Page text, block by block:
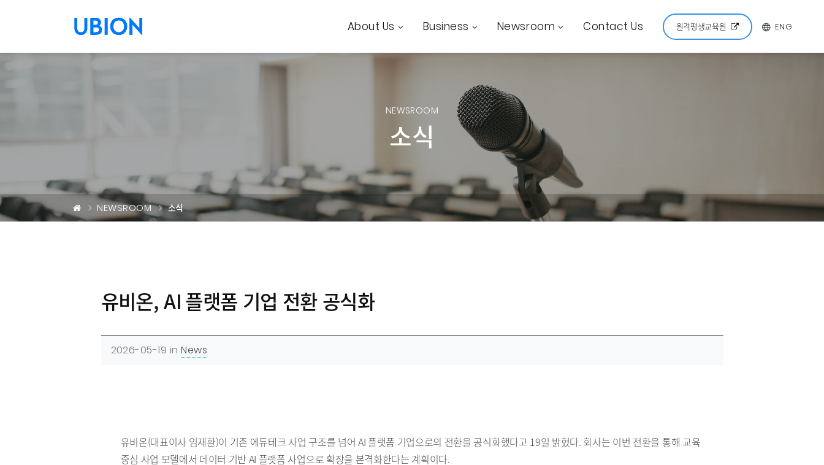
About Us Business Newsroom Contact Us 원격평생교육원 ENG
NEWSROOM
소식
NEWSROOM 소식
유비온, AI 플랫폼 기업 전환 공식화
2026-05-19 inNews
유비온(대표이사 임재환)이 기존 에듀테크 사업 구조를 넘어 AI 플랫폼 기업으로의 전환을 공식화했다고 19일 밝혔다. 회사는 이번 전환을 통해 교육
중심 사업 모델에서 데이터 기반 AI 플랫폼 사업으로 확장을 본격화한다는 계획이다.